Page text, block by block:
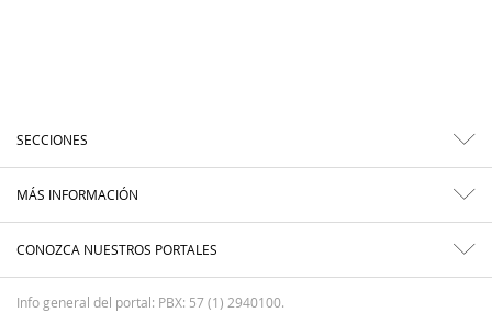
SECCIONES
MÁS INFORMACIÓN
CONOZCA NUESTROS PORTALES
Info general del portal: PBX: 57 (1) 2940100.